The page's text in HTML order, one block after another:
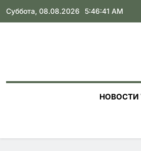
Skip
Суббота, 08.08.2026 5:46:42 AM
НОВОСТИ